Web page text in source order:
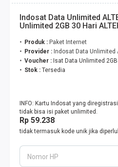
Indosat Data Unlimited
Unlimited 2GB 30 Hari
Produk : Paket Internet
Provider : Indosat Data Unlimited
Voucher : Isat Data Unlimited 2GB
Stok : Tersedia
INFO: Kartu Indosat yang
tidak bisa isi paket unlimited.
Rp 59.238
tidak termasuk kode unik jika
Nomor HP